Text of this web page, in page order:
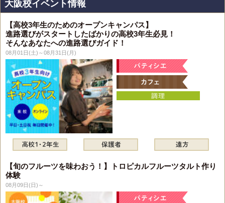
大阪校イベント情報
【高校3年生のためのオープンキャンパス】
進路選びがスタートしたばかりの高校3年生必見！
そんなあなたへの進路選びガイド！
08月01日(土)～08月31日(月)
【旬のフルーツを味わおう！】トロピカルフルーツタルト作り
体験
08月09日(日)～